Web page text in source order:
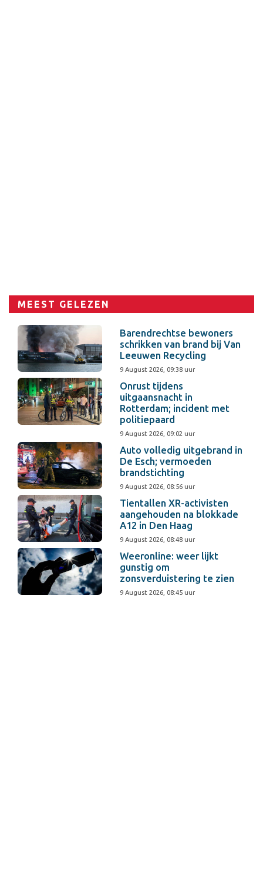
MEEST GELEZEN
Barendrechtse bewoners
schrikken van brand bij Van
Leeuwen Recycling
9 August 2026, 09:38 uur
Onrust tijdens
uitgaansnacht in
Rotterdam; incident met
politiepaard
9 August 2026, 09:02 uur
Auto volledig uitgebrand in
De Esch; vermoeden
brandstichting
9 August 2026, 08:56 uur
Tientallen XR-activisten
aangehouden na blokkade
A12 in Den Haag
9 August 2026, 08:48 uur
Weeronline: weer lijkt
gunstig om
zonsverduistering te zien
9 August 2026, 08:45 uur